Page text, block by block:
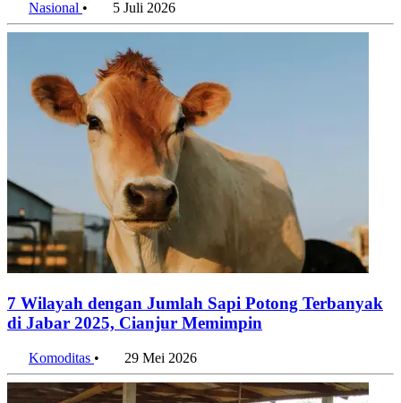
Nasional• 5 Juli 2026
7 Wilayah dengan Jumlah Sapi Potong Terbanyak
Komoditas• 29 Mei 2026